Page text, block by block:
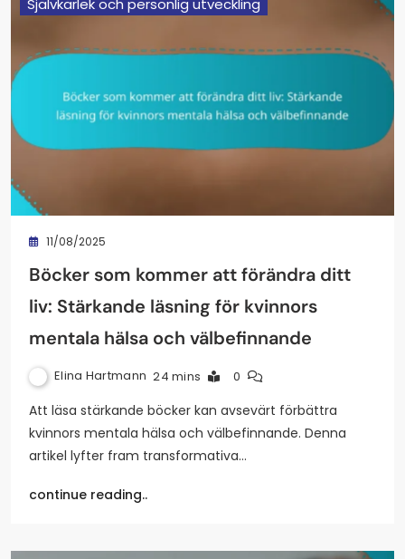
Självkärlek och personlig utveckling
11/08/2025
Böcker som kommer att förändra ditt
liv: Stärkande läsning för kvinnors
mentala hälsa och välbefinnande
Elina Hartmann 24 mins 0
Att läsa stärkande böcker kan avsevärt förbättra
kvinnors mentala hälsa och välbefinnande. Denna
artikel lyfter fram transformativa…
continue reading..